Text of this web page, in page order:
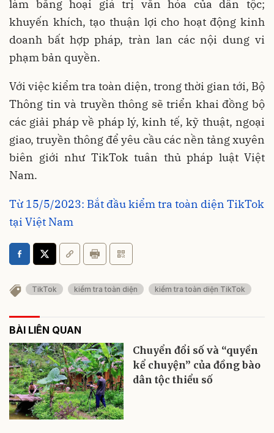
làm băng hoại giá trị văn hóa của dân tộc;
khuyến khích, tạo thuận lợi cho hoạt động kinh
doanh bất hợp pháp, tràn lan các nội dung vi
phạm bản quyền.
Với việc kiểm tra toàn diện, trong thời gian tới, Bộ
Thông tin và truyền thông sẽ triển khai đồng bộ
các giải pháp về pháp lý, kinh tế, kỹ thuật, ngoại
giao, truyền thông để yêu cầu các nền tảng xuyên
biên giới như TikTok tuân thủ pháp luật Việt
Nam.
Từ 15/5/2023: Bắt đầu kiểm tra toàn diện TikTok
tại Việt Nam
TikTok kiểm tra toàn diện kiểm tra toàn diện TikTok
BÀI LIÊN QUAN
Chuyển đổi số và “quyền
kể chuyện” của đồng bào
dân tộc thiểu số